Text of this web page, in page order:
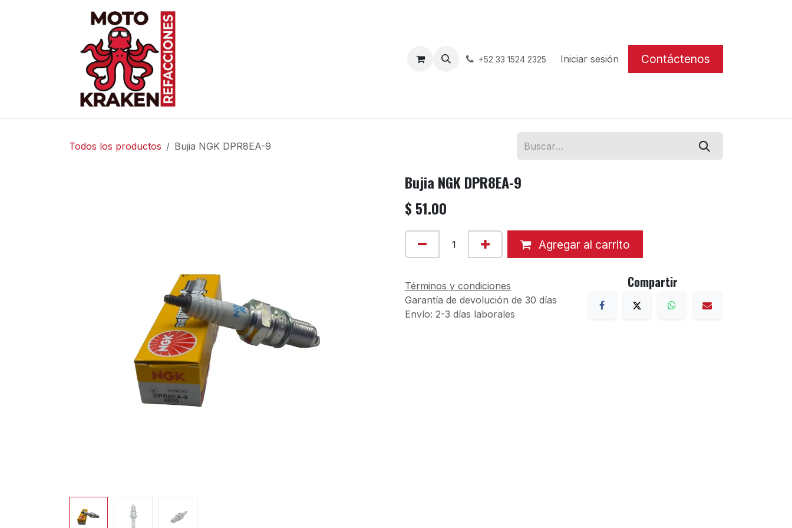
Contáctenos+52 33 1524 2325 Iniciar sesión Contáctenos
Todos los productos Bujia NGK DPR8EA-9
Bujia NGK DPR8EA-9
$ 51.00
Agregar al carrito
Términos y condiciones
Garantía de devolución de 30 días
Envío: 2-3 días laborales
Compartir